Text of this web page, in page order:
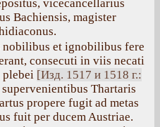
vicecancellarius
Bachiensis, magister
nobilibus et ignobilibus fere
consecuti in viis necati
plebei [Изд. 1517 и 1518 г.:
Thartaris
propere fugit ad metas
fuit per ducem Austriae.